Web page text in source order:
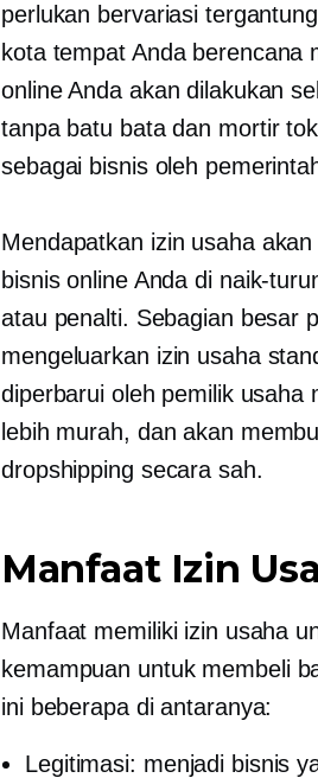
perlukan bervariasi
kota tempat Anda berencana
online Anda akan dilakukan
tanpa batu bata dan mortir
sebagai bisnis oleh
Mendapatkan izin usaha
bisnis online Anda di naik-
atau penalti. Sebagian besar
mengeluarkan izin usaha
diperbarui oleh pemilik usaha
lebih murah, dan akan
dropshipping secara sah.
Manfaat Izin
Manfaat memiliki izin usaha
kemampuan untuk membeli
ini beberapa di antaranya:
Legitimasi: menjadi bisnis